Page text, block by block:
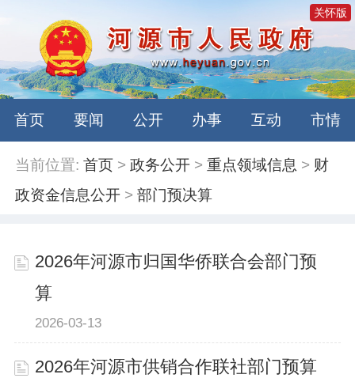
关怀版
首页 要闻 公开 办事 互动 市情
当前位置: 首页 >政务公开 >重点领域信息 > 财
政资金信息公开 >部门预决算
2026年河源市归国华侨联合会部门预
算
2026-03-13
2026年河源市供销合作联社部门预算